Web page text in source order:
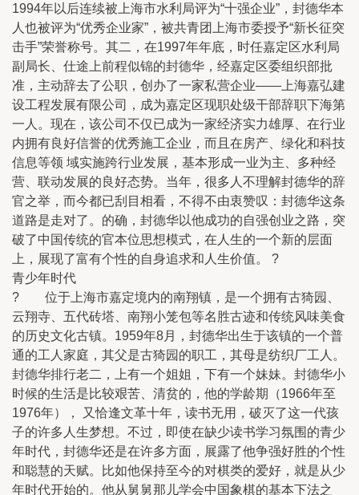
1994年以后连续被上海市水利局评为“十强企业”，封德华本
人也被评为“优秀企业家”，被共青团上海市委授予“新长征突
击手”荣誉称号。其二，在1997年年底，时任嘉定区水利局
副局长、仕途上前程似锦的封德华，经嘉定区委组织部批
准，主动辞去了公职，创办了一家私营企业——上海嘉弘建
设工程发展有限公司，成为嘉定区现职处级干部辞职下海第
一人。现在，该公司不仅已成为一家经济实力雄厚、在行业
内拥有良好信誉的优秀施工企业，而且在房产、绿化和科技
信息等领 域实施跨行业发展，基本形成一业为主、多种经
营、联动发展的良好态势。当年，很多人不理解封德华的辞
官之举，而今都已刮目相看，不得不由衷赞叹：封德华这条
道路是走对了。的确，封德华以他成功的自强创业之路，突
破了中国传统的官本位思想模式，在人生的一个新的层面
上，展现了富有个性的自身追求和人生价值。 ?
青少年时代
? 位于上海市嘉定境内的南翔镇，是一个拥有古猗园、
云翔寺、五代砖塔、南翔小笼包等名胜古迹和传统风味美食
的历史文化古镇。1959年8月，封德华出生于该镇的一个普
通的工人家庭，其父是古猗园的职工，其母是纺织厂工人。
封德华排行老二，上有一个姐姐，下有一个妹妹。封德华小
时候的生活是比较艰苦、清贫的，他的学龄期（1966年至
1976年）， 又恰逢文革十年，读书无用，破灭了这一代孩
子的许多人生梦想。不过，即使在缺少读书学习氛围的青少
年时代，封德华还是在许多方面，展露了他争强好胜的个性
和聪慧的天赋。比如他保持至今的对棋类的爱好，就是从少
年时代开始的。他从舅舅那儿学会中国象棋的基本下法之